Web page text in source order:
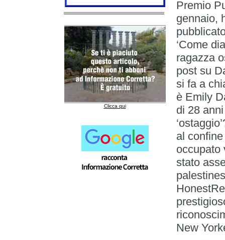
Clicca qui
Premio
gennaio,
‘Come
ragazza
post su
si fa a
è Emily
di 28
al
occupato
stato
New